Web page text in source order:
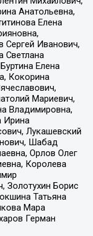
Анатольевна,
Елена
Сергей Иванович,
Светлана
Елена
Кокорина
Мариевич,
Владимировна,
Ирина
Лукашевский
Шабад
Орлов Олег
Королева
Золотухин Борис
Татьяна
Мара
Герман